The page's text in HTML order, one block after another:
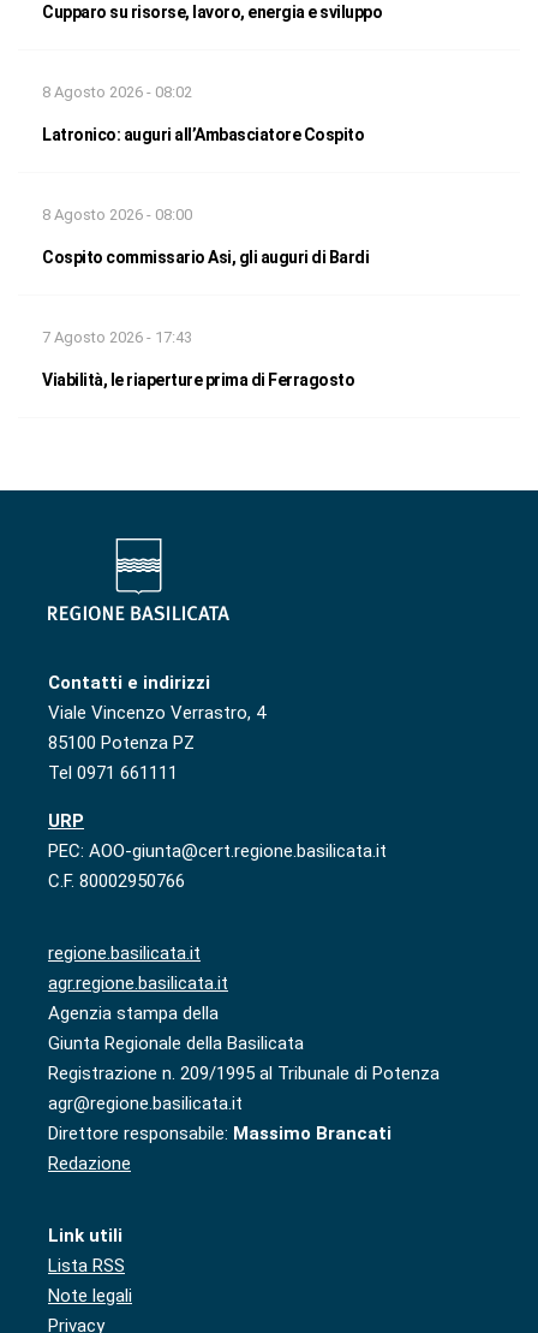
Cupparo su risorse, lavoro, energia e sviluppo
8 Agosto 2026 - 08:02
Latronico: auguri all’Ambasciatore Cospito
8 Agosto 2026 - 08:00
Cospito commissario Asi, gli auguri di Bardi
7 Agosto 2026 - 17:43
Viabilità, le riaperture prima di Ferragosto
Contatti e indirizzi
Viale Vincenzo Verrastro, 4
85100 Potenza PZ
Tel 0971 661111
URP
PEC: AOO-giunta@cert.regione.basilicata.it
C.F. 80002950766
regione.basilicata.it
agr.regione.basilicata.it
Agenzia stampa della
Giunta Regionale della Basilicata
Registrazione n. 209/1995 al Tribunale di Potenza
agr@regione.basilicata.it
Direttore responsabile: Massimo Brancati
Redazione
Link utili
Lista RSS
Note legali
Privacy